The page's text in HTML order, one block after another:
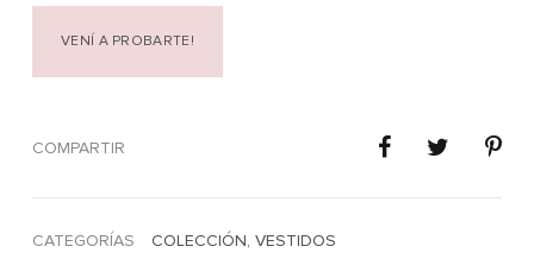
VENÍ A PROBARTE!
COMPARTIR
CATEGORÍAS COLECCIÓN, VESTIDOS